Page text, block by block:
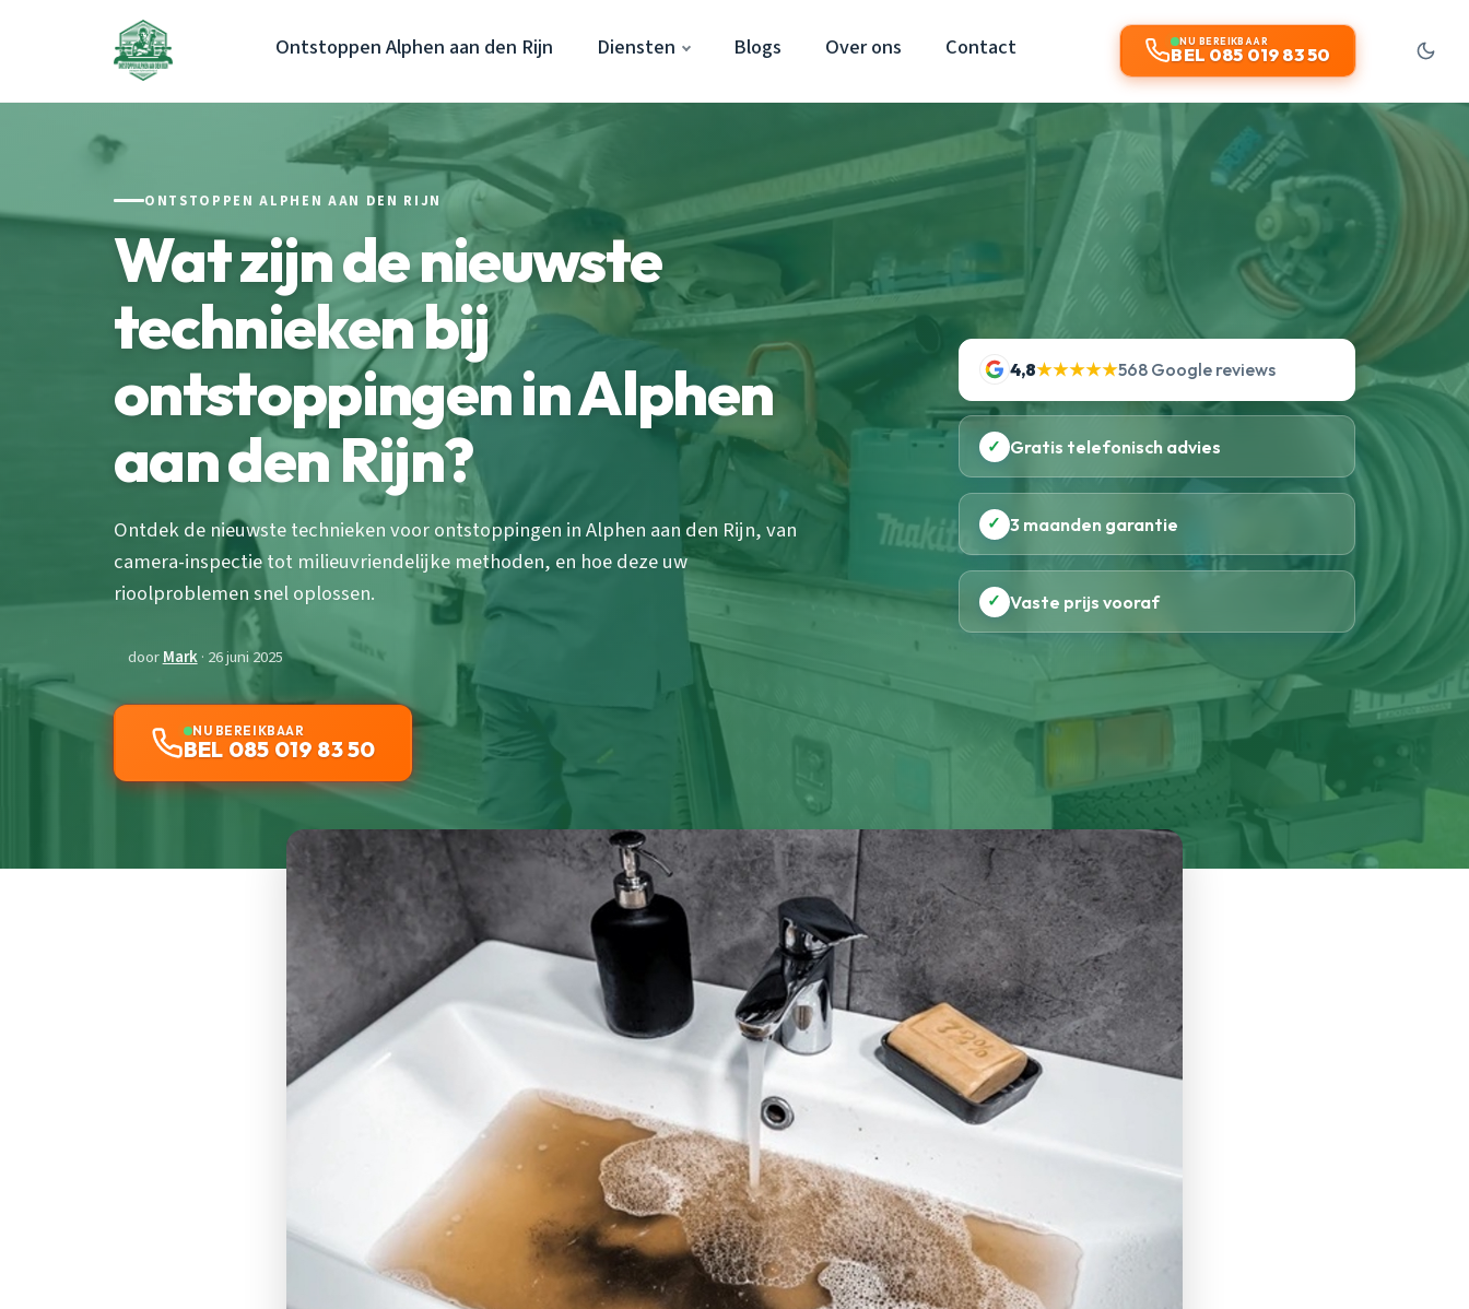
Ontstoppen Alphen aan den Rijn Diensten Blogs Over ons Contact NU BEREIKBAAR
BEL 085 019 83 50
ONTSTOPPEN ALPHEN AAN DEN RIJN
Wat zijn de nieuwste
technieken bij
ontstoppingen in Alphen
aan den Rijn?
Ontdek de nieuwste technieken voor ontstoppingen in Alphen aan den Rijn, van
camera-inspectie tot milieuvriendelijke methoden, en hoe deze uw
rioolproblemen snel oplossen.
doorMark· 26 juni 2025
NU BEREIKBAAR
BEL 085 019 83 50
4,8★★★★★568 Google reviews
✓ Gratis telefonisch advies
✓ 3 maanden garantie
✓ Vaste prijs vooraf